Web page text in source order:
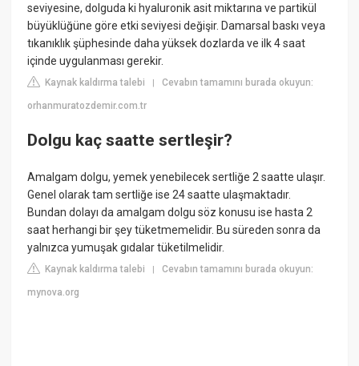
seviyesine, dolguda ki hyaluronik asit miktarına ve partikül
büyüklüğüne göre etki seviyesi değişir. Damarsal baskı veya
tıkanıklık şüphesinde daha yüksek dozlarda ve ilk 4 saat
içinde uygulanması gerekir.
Kaynak kaldırma talebi |Cevabın tamamını burada okuyun:
orhanmuratozdemir.com.tr
Dolgu kaç saatte sertleşir?
Amalgam dolgu, yemek yenebilecek sertliğe 2 saatte ulaşır.
Genel olarak tam sertliğe ise 24 saatte ulaşmaktadır.
Bundan dolayı da amalgam dolgu söz konusu ise hasta 2
saat herhangi bir şey tüketmemelidir. Bu süreden sonra da
yalnızca yumuşak gıdalar tüketilmelidir.
Kaynak kaldırma talebi |Cevabın tamamını burada okuyun:
mynova.org